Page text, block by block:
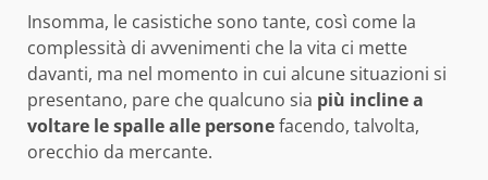
Insomma, le casistiche sono tante, così come la
complessità di avvenimenti che la vita ci mette
davanti, ma nel momento in cui alcune situazioni si
presentano, pare che qualcuno sia più incline a
voltare le spalle alle personefacendo, talvolta,
orecchio da mercante.